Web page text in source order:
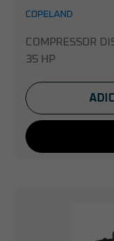
COPELAND
COMPRESSOR
35 HP